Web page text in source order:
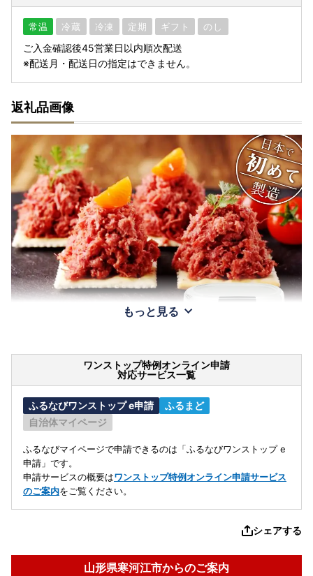
常温 冷蔵 冷凍 定期 ギフト のし
ご入金確認後45営業日以内順次配送
※配送月・配送日の指定はできません。
返礼品画像
もっと見る
ワンストップ特例オンライン申請
対応サービス一覧
ふるなびワンストップ e申請
ふるまど
自治体マイページ
ふるなびマイページで申請できるのは「ふるなびワンストップ e
申請」です。
申請サービスの概要はワンストップ特例オンライン申請サービス
のご案内をご覧ください。
シェアする
山形県寒河江市からのご案内